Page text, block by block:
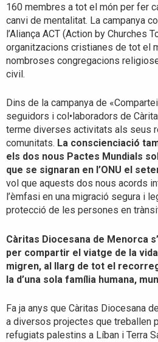
160 membres a tot el món per fer
canvi de mentalitat. La campanya
l’Aliança ACT (Action by Churches
organitzacions cristianes de tot el
nombroses congregacions
civil.
Dins de la campanya de
seguidors i col•laboradors de
terme diverses activitats als seus
comunitats. La conscienciació
els dos nous Pactes Mundials
que se signaran en l’ONU el
vol que aquests dos nous acords
l’èmfasi en una migració segura i
protecció de les persones en
Càritas Diocesana de Menorca
per compartir el viatge de la
migren, al llarg de tot el
la d’una sola família humana,
Fa ja anys que Càritas Diocesana
a diversos projectes que treballen
refugiats palestins a Líban i Terra